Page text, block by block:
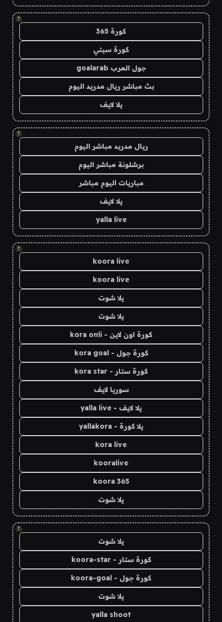
!
كورة 365
كورة سيتي
جول العرب goalarab
بث مباشر ريال مدريد اليوم
يلا لايف
!
ريال مدريد مباشر اليوم
برشلونة مباشر اليوم
مباريات اليوم مباشر
يلا لايف
yalla live
!
koora live
koora live
يلا شوت
يلا شوت
كورة اون لاين - kora onli
كورة جول - kora goal
كورة ستار - kora star
سوريا لايف
يلا لايف - yalla live
يلا كورة - yallakora
kora live
kooralive
koora 365
يلا شوت
!
يلا شوت
كورة ستار - koora-star
كورة جول - koora-goal
يلا شوت
yalla shoot